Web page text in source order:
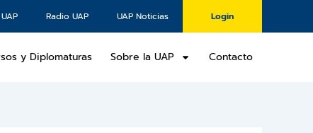
Radio UAP UAP Noticias Login
y Diplomaturas Sobre la UAP Contacto